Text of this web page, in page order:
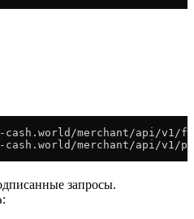
cash.world/merchant/api/
cash.world/merchant/api/
запросы.
: